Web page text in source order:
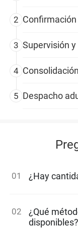
2
3 Supervisión
4
5 Despacho
01 ¿Hay
02
¿Qué
disponibles?